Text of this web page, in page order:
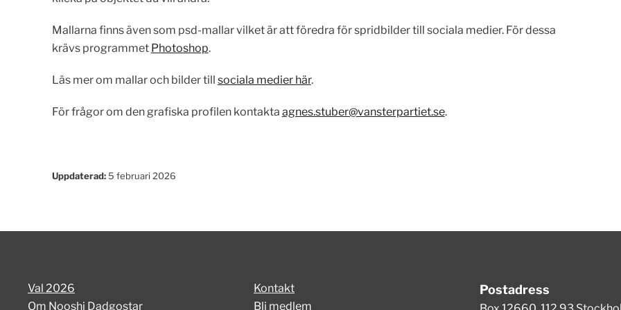
Mallarna finns även som psd-mallar vilket är att föredra för spridbilder till sociala medier. För dessa
krävs programmet Photoshop.
Läs mer om mallar och bilder till sociala medier här.
För frågor om den grafiska profilen kontakta agnes.stuber@vansterpartiet.se.
Uppdaterad:5 februari 2026
Val 2026
Om Nooshi Dadgostar
Kontakt
Bli medlem
Postadress